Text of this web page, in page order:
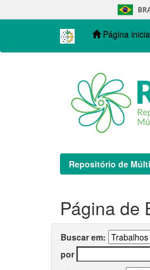
navigation
Página
Repositório de
Página de
Buscar em:
por